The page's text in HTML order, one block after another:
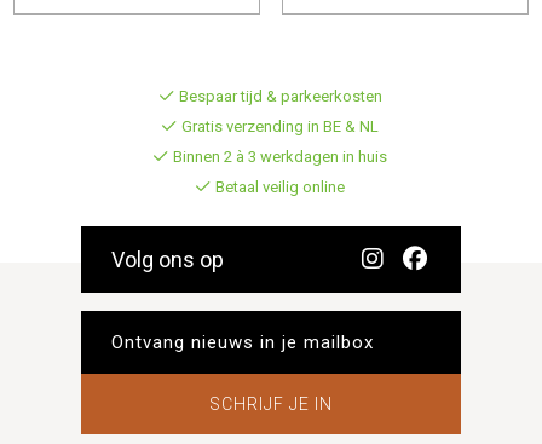
Bespaar tijd & parkeerkosten
Gratis verzending in BE & NL
Binnen 2 à 3 werkdagen in huis
Betaal veilig online
Volg ons op
SCHRIJF JE IN